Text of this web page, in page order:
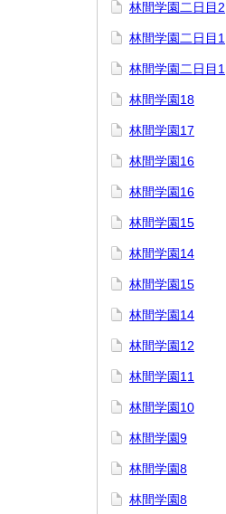
林間学園二日目2
林間学園二日目1
林間学園二日目1
林間学園18
林間学園17
林間学園16
林間学園16
林間学園15
林間学園14
林間学園15
林間学園14
林間学園12
林間学園11
林間学園10
林間学園9
林間学園8
林間学園8